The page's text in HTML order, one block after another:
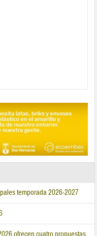
temporada 2026-2027